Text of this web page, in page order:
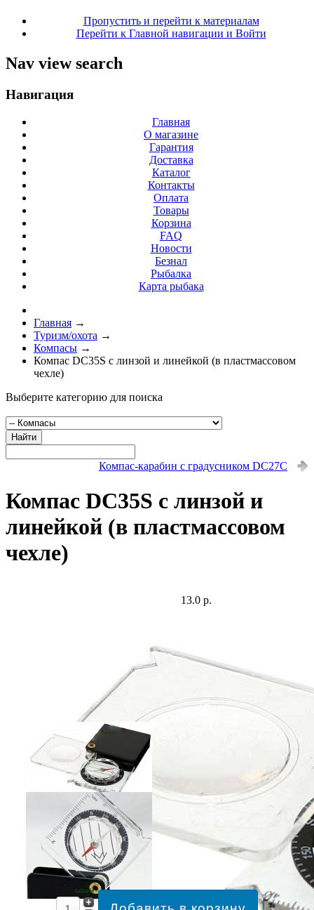
Пропустить и перейти к материалам
Перейти к Главной навигации и Войти
Nav view search
Навигация
Главная
О магазине
Гарантия
Доставка
Каталог
Контакты
Оплата
Товары
Корзина
FAQ
Новости
Безнал
Рыбалка
Карта рыбака
Главная →
Туризм/охота →
Компасы →
Компас DC35S с линзой и линейкой (в пластмассовом
чехле)
Выберите категорию для поиска
Найти
Компас-карабин с градусником DC27C
Компас DC35S с линзой и
линейкой (в пластмассовом
чехле)
13.0 р.